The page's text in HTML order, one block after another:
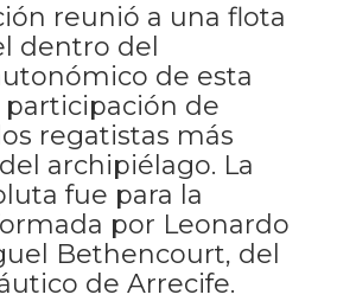
reunió a una flota
dentro del
de esta
participación de
regatistas más
archipiélago. La
fue para la
por Leonardo
Bethencourt, del
de Arrecife.